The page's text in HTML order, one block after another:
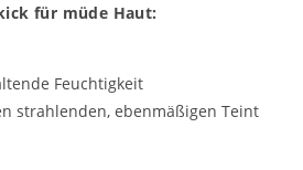
für müde Haut:
Feuchtigkeit
strahlenden, ebenmäßigen Teint